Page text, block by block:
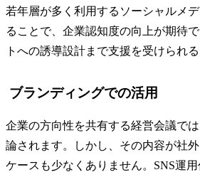
若年層が多く利用するソーシャルメ
ることで、企業認知度の向上が期待
トへの誘導設計まで支援を受けられる
ブランディングでの活用
企業の方向性を共有する経営会議で
論されます。しかし、その内容が社
ケースも少なくありません。SNS運